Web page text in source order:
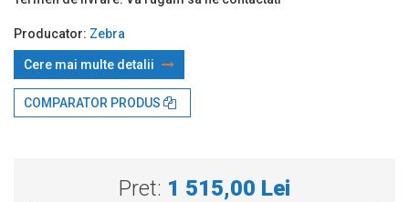
Producator: Zebra
Cere mai multe detalii
COMPARATOR PRODUS
Pret: 1 515,00 Lei
Prin TBI:389.56 Lei x 4 rate*